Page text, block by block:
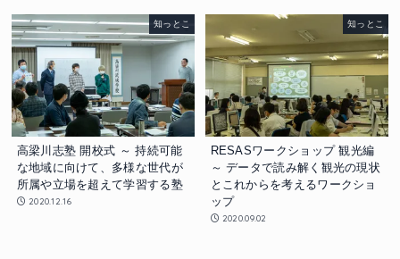
知っとこ
高梁川志塾 開校式 ～ 持続可能
な地域に向けて、多様な世代が
所属や立場を超えて学習する塾
2020.12.16
知っとこ
RESASワークショップ 観光編
～ データで読み解く観光の現状
とこれからを考えるワークショ
ップ
2020.09.02